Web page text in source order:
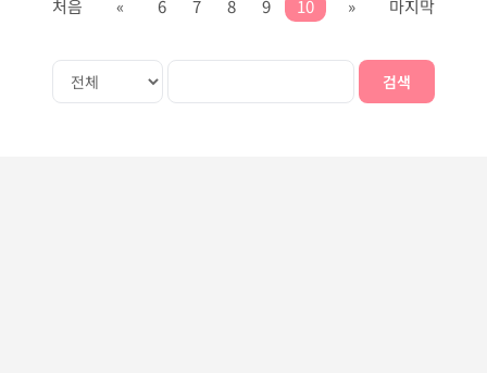
처음 « 6 7 8 9 10 » 마지막
검색